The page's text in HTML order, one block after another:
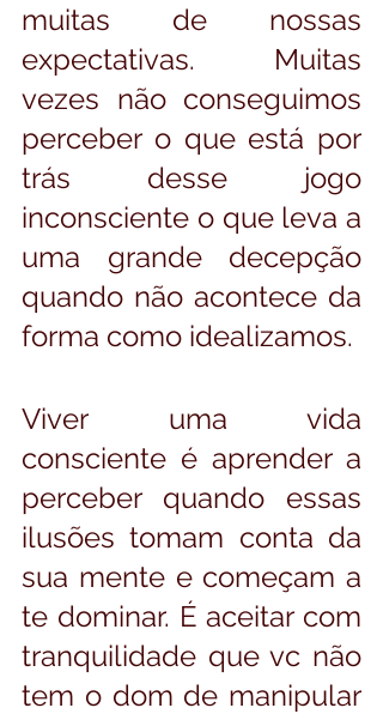
muitas de nossas
expectativas. Muitas
vezes não conseguimos
perceber o que está por
trás desse jogo
inconsciente o que leva a
uma grande decepção
quando não acontece da
forma como idealizamos.
Viver uma vida
consciente é aprender a
perceber quando essas
ilusões tomam conta da
sua mente e começam a
te dominar. É aceitar com
tranquilidade que vc não
tem o dom de manipular